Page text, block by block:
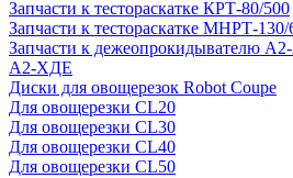
Запчасти к тестораскатке КРТ-80/500
Запчасти к тестораскатке МНРТ-130/
Запчасти к деже­опрокидывателю
А2-ХДЕ
Диски для овощерезок Robot Coupe
Для овощерезки CL20
Для овощерезки CL30
Для овощерезки CL40
Для овощерезки CL50